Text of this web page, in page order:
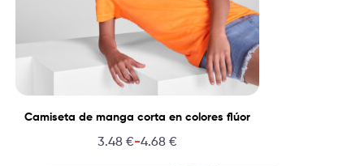
Camiseta de manga corta en colores flúor
3.48 €-4.68 €